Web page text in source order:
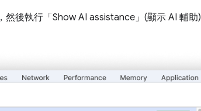
，然後執行「Show AI assistance」(顯示 AI 輔助)